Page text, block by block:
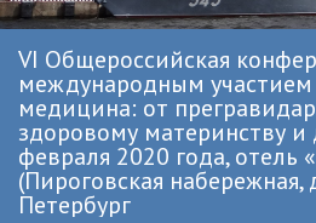
VI Общероссийская
международным участием
медицина: от
здоровому материнству и
февраля 2020 года, отель
(Пироговская набережная,
Петербург